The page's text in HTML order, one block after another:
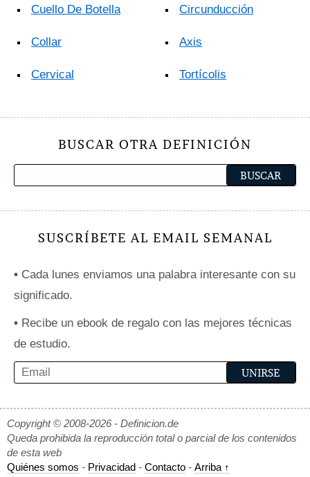
Cuello De Botella
Collar
Cervical
Circunducción
Axis
Tortícolis
BUSCAR OTRA DEFINICIÓN
SUSCRÍBETE AL EMAIL SEMANAL
• Cada lunes enviamos una palabra interesante con su
significado.
• Recibe un ebook de regalo con las mejores técnicas
de estudio.
Copyright © 2008-2026 - Definicion.de
Queda prohibida la reproducción total o parcial de los contenidos
de esta web
Quiénes somos - Privacidad - Contacto - Arriba ↑